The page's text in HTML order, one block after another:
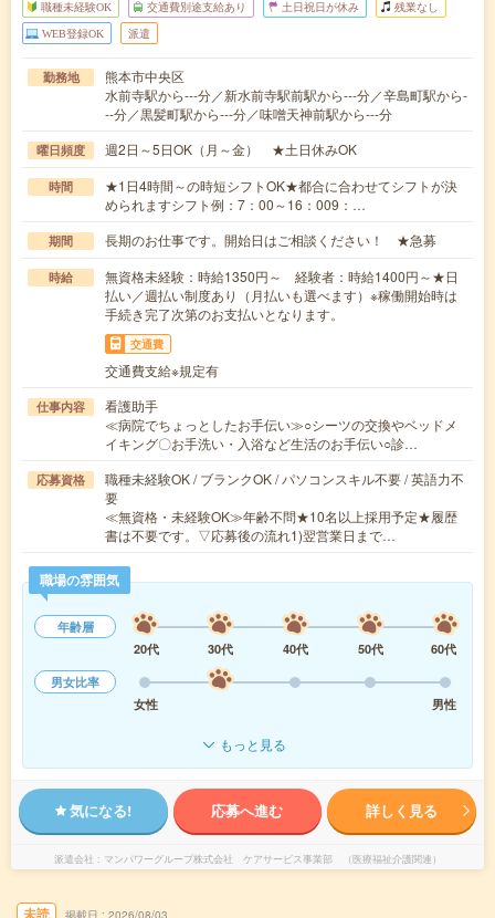
職種未経験OK 交通費別途支給あり 土日祝日が休み 残業なし
WEB登録OK 派遣
勤務地
熊本市中央区
水前寺駅から---分／新水前寺駅前駅から---分／辛島町駅から-
--分／黒髪町駅から---分／味噌天神前駅から---分
曜日頻度 週2日～5日OK（月～金） ★土日休みOK
時間
★1日4時間～の時短シフトOK★都合に合わせてシフトが決
められますシフト例：7：00～16：009：…
期間 長期のお仕事です。開始日はご相談ください！ ★急募
時給
無資格未経験：時給1350円～ 経験者：時給1400円～★日
払い／週払い制度あり（月払いも選べます）※稼働開始時は
手続き完了次第のお支払いとなります。
交通費
交通費支給※規定有
仕事内容
看護助手
≪病院でちょっとしたお手伝い≫○シーツの交換やベッドメ
イキング〇お手洗い・入浴など生活のお手伝い○診…
応募資格
職種未経験OK / ブランクOK / パソコンスキル不要 / 英語力不
要
≪無資格・未経験OK≫年齢不問★10名以上採用予定★履歴
書は不要です。▽応募後の流れ1)翌営業日まで…
職場の雰囲気
年齢層
20代
30代 40代 50代
60代
男女比率
女性
男性
もっと見る
気になる! 応募へ進む 詳しく見る
派遣会社 マンパワーグループ株式会社 ケアサービス事業部 （医療福祉介護関連）
未読 掲載日 2026/08/03